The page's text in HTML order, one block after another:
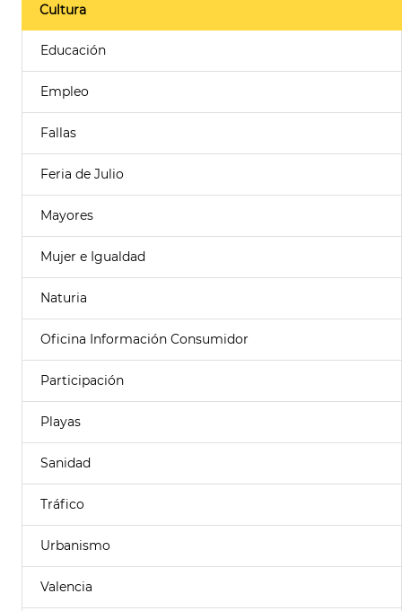
Cultura
Educación
Empleo
Fallas
Feria de Julio
Mayores
Mujer e Igualdad
Naturia
Oficina Información Consumidor
Participación
Playas
Sanidad
Tráfico
Urbanismo
Valencia